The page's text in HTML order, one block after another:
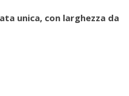
unica, con larghezza da